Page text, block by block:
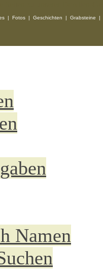
| Fotos| Geschichten | Grabsteine |
Namen